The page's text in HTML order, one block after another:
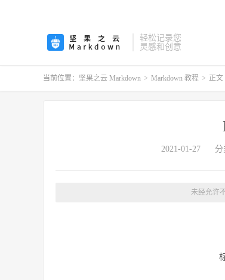
轻松记录您
灵感和创意
当前位置： 坚果之云 Markdown > Markdown 教程 > 正文
2021-01-27 分
未经允许